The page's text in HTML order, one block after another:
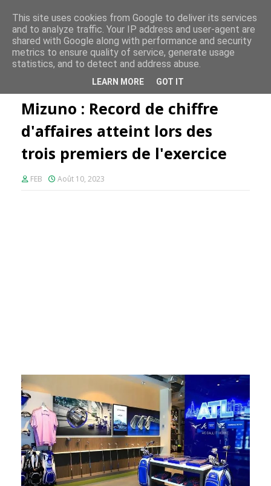
FE PLUS
des trois premiers de l'exercice
Mizuno : Record de chiffre
d'affaires atteint lors des
trois premiers de l'exercice
FEB Août 10, 2023
This site uses cookies from Google to deliver its services
and to analyze traffic. Your IP address and user-agent are
shared with Google along with performance and security
metrics to ensure quality of service, generate usage
statistics, and to detect and address abuse.
LEARN MORE GOT IT